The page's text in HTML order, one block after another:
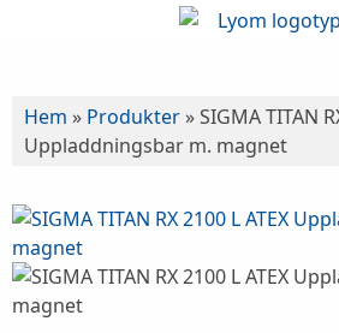
Hem » Produkter »SIGMA TITAN
Uppladdningsbar m. magnet